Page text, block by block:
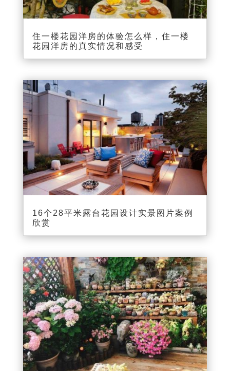
住一楼花园洋房的体验怎么样，住一楼
花园洋房的真实情况和感受
16个28平米露台花园设计实景图片案例
欣赏